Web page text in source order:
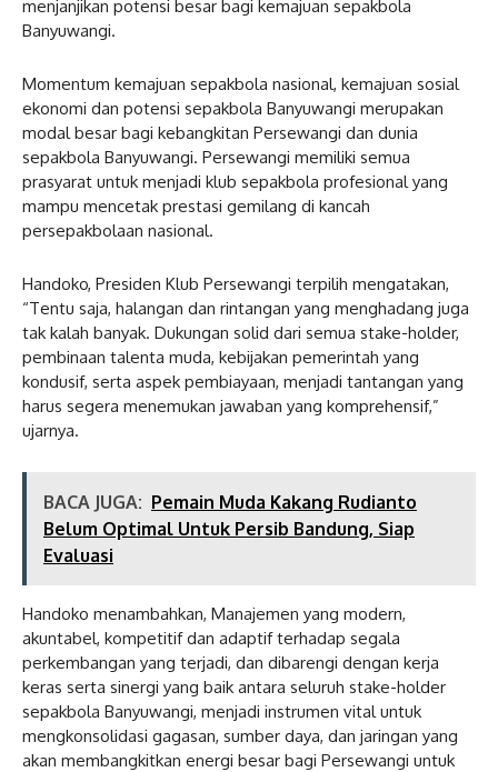
menjanjikan potensi besar bagi kemajuan sepakbola
Banyuwangi.
Momentum kemajuan sepakbola nasional, kemajuan sosial
ekonomi dan potensi sepakbola Banyuwangi merupakan
modal besar bagi kebangkitan Persewangi dan dunia
sepakbola Banyuwangi. Persewangi memiliki semua
prasyarat untuk menjadi klub sepakbola profesional yang
mampu mencetak prestasi gemilang di kancah
persepakbolaan nasional.
Handoko, Presiden Klub Persewangi terpilih mengatakan,
“Tentu saja, halangan dan rintangan yang menghadang juga
tak kalah banyak. Dukungan solid dari semua stake-holder,
pembinaan talenta muda, kebijakan pemerintah yang
kondusif, serta aspek pembiayaan, menjadi tantangan yang
harus segera menemukan jawaban yang komprehensif,”
ujarnya.
BACA JUGA: Pemain Muda Kakang Rudianto
Belum Optimal Untuk Persib Bandung, Siap
Evaluasi
Handoko menambahkan, Manajemen yang modern,
akuntabel, kompetitif dan adaptif terhadap segala
perkembangan yang terjadi, dan dibarengi dengan kerja
keras serta sinergi yang baik antara seluruh stake-holder
sepakbola Banyuwangi, menjadi instrumen vital untuk
mengkonsolidasi gagasan, sumber daya, dan jaringan yang
akan membangkitkan energi besar bagi Persewangi untuk